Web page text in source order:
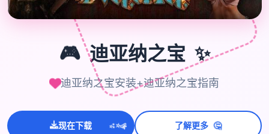
🎮
🎮 迪亚纳之宝 ✨
迪亚纳之宝安装+迪亚纳之宝指南
现在下载 ✨⭐💫 了解更多 🤔